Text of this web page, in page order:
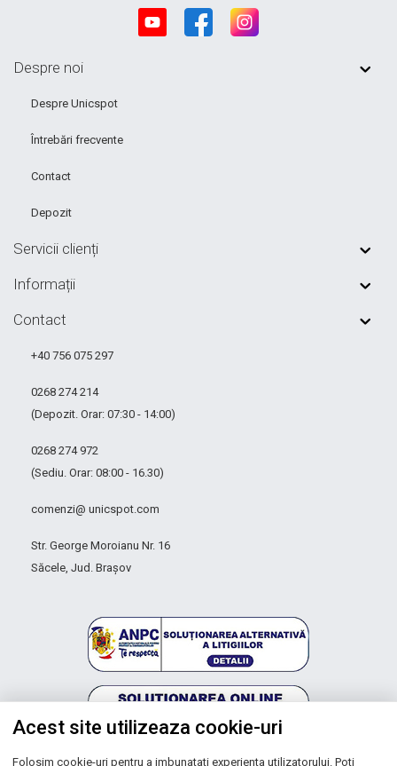
Despre noi
Despre Unicspot
Întrebări frecvente
Contact
Depozit
Servicii clienți
Informații
Contact
+40 756 075 297
0268 274 214
(Depozit. Orar: 07:30 - 14:00)
0268 274 972
(Sediu. Orar: 08:00 - 16.30)
comenzi@ unicspot.com
Str. George Moroianu Nr. 16
Săcele, Jud. Brașov
Acest site utilizeaza cookie-uri
Folosim cookie-uri pentru a imbunatati experienta utilizatorului. Poti